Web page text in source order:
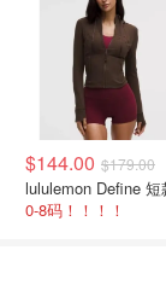
$144.00 $179.00
0-8码！！！！